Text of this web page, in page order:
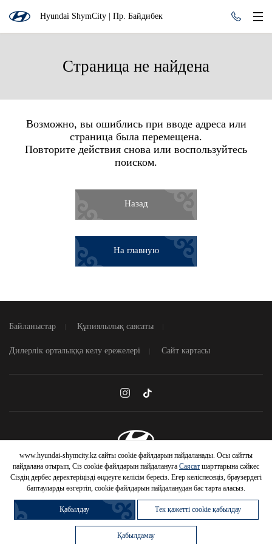
Hyundai ShymCity | Пр. Байдибек
Страница не найдена
Возможно, вы ошиблись при вводе адреса или
страница была перемещена.
Повторите действия снова или воспользуйтесь
поиском.
Назад
На главную
Байланыстар Құпиялылық саясаты
Дилерлік орталыққа келу ережелері Сайт картасы
© 2026 Hyundai Motor Company
www.hyundai-shymcity.kz сайты cookie файлдарын пайдаланады. Осы сайтты
пайдалана отырып, Сіз cookie файлдарын пайдалануға Саясат шарттарына сәйкес
Сіздің дербес деректеріңізді өңдеуге келісім бересіз. Егер келіспесеңіз, браузердегі
баптауларды өзгертіп, cookie файлдарын пайдаланудан бас тарта аласыз.
Қабылдау Тек қажетті cookie қабылдау
Қабылдамау
Автомобильді
сату
Жүрілген
автомобиль сатып
алу
Автомобильді
айырбастау
Несиеге сатып
алу
Артықшылық
HYUNDAI
АВТОМОБИЛЬДЕРІНЕ
Шарттарды білу
WhatsApp